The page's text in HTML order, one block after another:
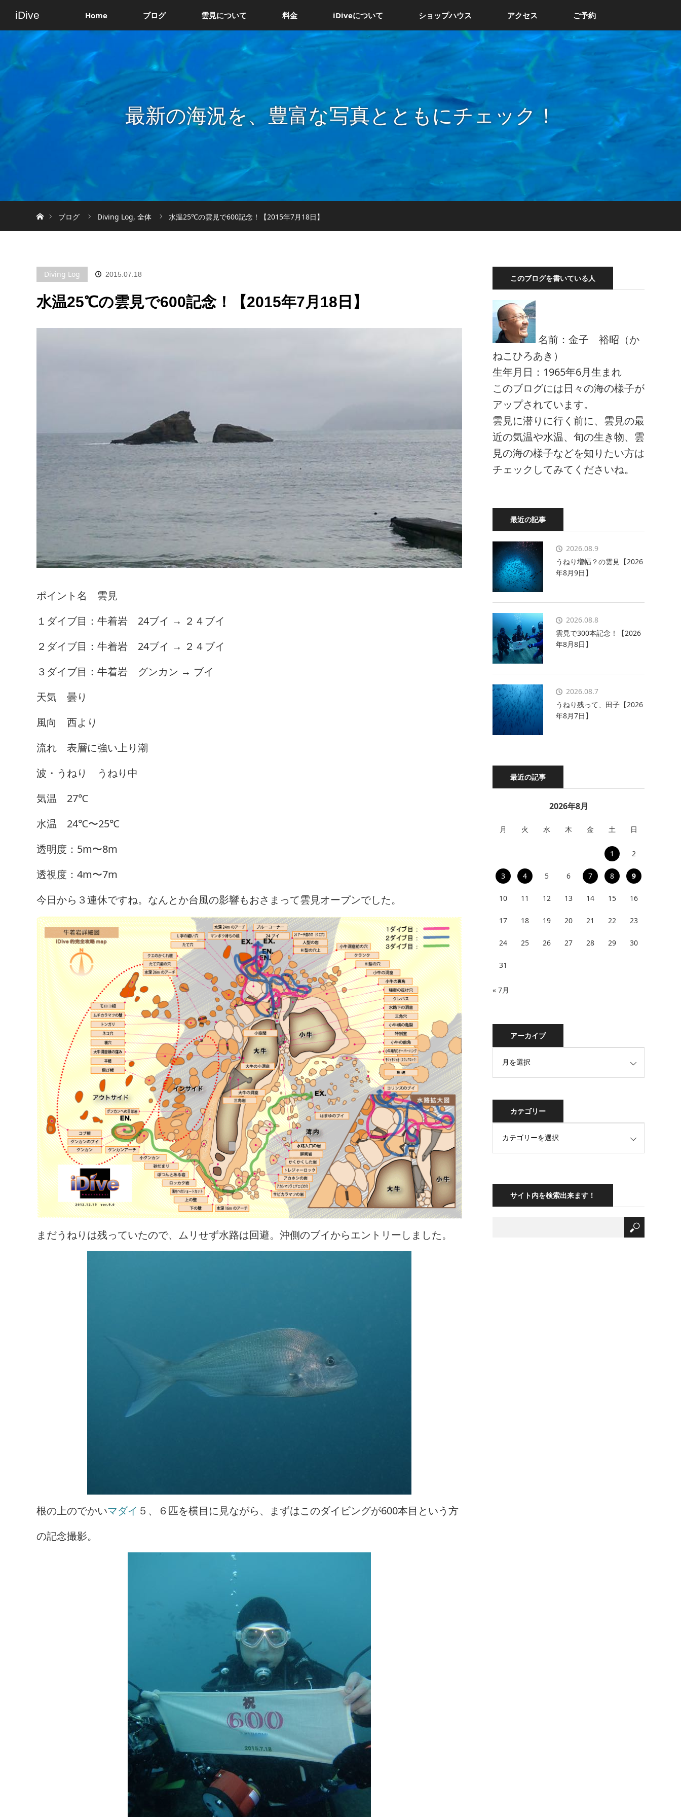
iDive Home ブログ 雲見について 料金 iDiveについて ショップハウス アクセス ご予約
最新の海況を、豊富な写真とともにチェック！
ブログ
Diving Log, 全体 水温25℃の雲見で600記念！【2015年7月18日】
Diving Log 2015.07.18
水温25℃の雲見で600記念！【2015年7月18日】
ポイント名 雲見
１ダイブ目：牛着岩 24ブイ → ２４ブイ
２ダイブ目：牛着岩 24ブイ → ２４ブイ
３ダイブ目：牛着岩 グンカン → ブイ
天気 曇り
風向 西より
流れ 表層に強い上り潮
波・うねり うねり中
気温 27℃
水温 24℃〜25℃
透明度：5m〜8m
透視度：4m〜7m
今日から３連休ですね。なんとか台風の影響もおさまって雲見オープンでした。
まだうねりは残っていたので、ムリせず水路は回避。沖側のブイからエントリーしました。
根の上のでかいマダイ ５、６匹を横目に見ながら、まずはこのダイビングが600本目という方
の記念撮影。
このブログを書いている人
名前：金子 裕昭（か
ねこひろあき）
生年月日：1965年6月生まれ
このブログには日々の海の様子が
アップされています。
雲見に潜りに行く前に、雲見の最
近の気温や水温、旬の生き物、雲
見の海の様子などを知りたい方は
チェックしてみてくださいね。
最近の記事
2026.08.9
うねり増幅？の雲見【2026
年8月9日】
2026.08.8
雲見で300本記念！【2026
年8月8日】
2026.08.7
うねり残って、田子【2026
年8月7日】
最近の記事
2026年8月
月 火 水 木 金 土 日
1 2
3 4 5 6 7 8 9
10 11 12 13 14 15 16
17 18 19 20 21 22 23
24 25 26 27 28 29 30
31
« 7月
アーカイブ
カテゴリー
サイト内を検索出来ます！